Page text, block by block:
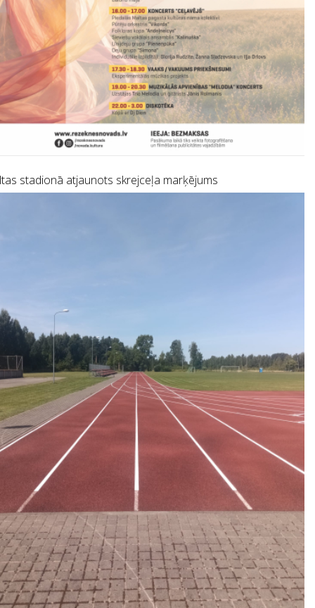
stadionā atjaunots skrejceļa marķējums